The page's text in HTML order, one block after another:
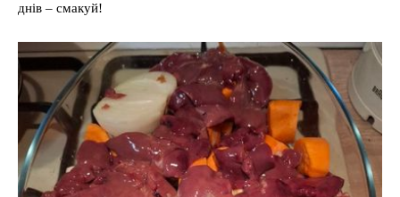
днів – смакуй!